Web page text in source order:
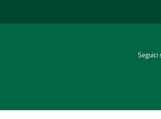
Seguici